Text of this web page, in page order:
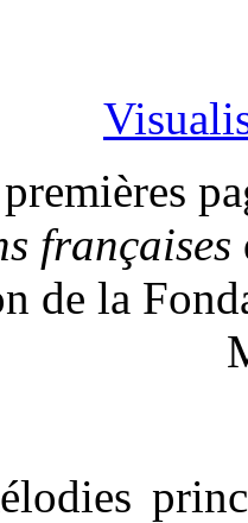
françaises
de la